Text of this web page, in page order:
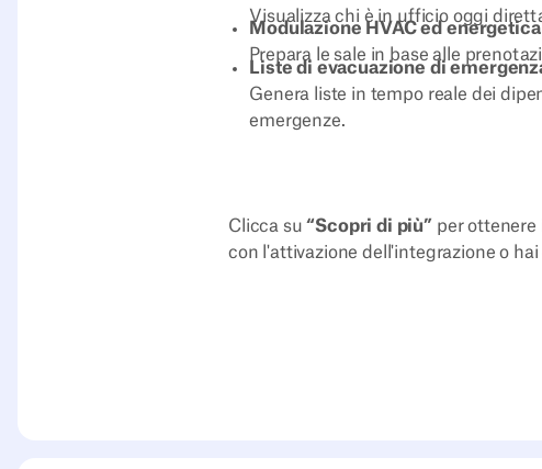
Visualizza chi è in ufficio oggi
Modulazione HVAC ed energetica
Prepara le sale in base alle
Liste di evacuazione di
Genera liste in tempo reale dei
emergenze.
Clicca su“Scopri di più” per ottenere
con l'attivazione dell'integrazione o